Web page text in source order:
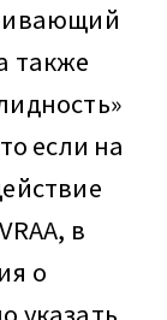
также
если на
в
о